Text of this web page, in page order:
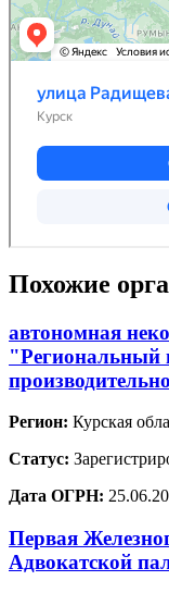
Похожие
автономная
"Региональный
Регион: Курская
Статус:
Дата ОГРН:
Первая
Адвокатской